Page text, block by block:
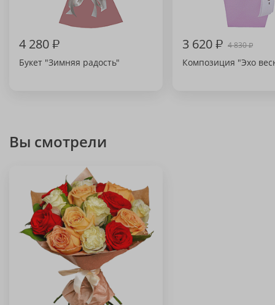
4 280₽
Букет "Зимняя радость"
3 620₽ 4 830₽
Композиция "Эхо
Вы смотрели